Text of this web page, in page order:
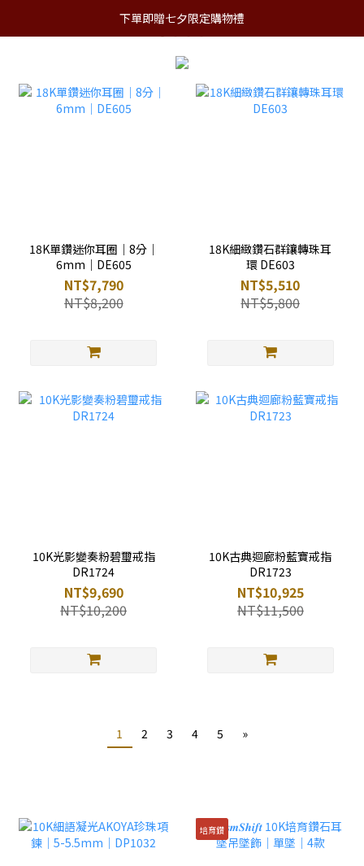
下單即贈七夕限定購物禮
18K單鑽迷你耳圈｜8分｜
6mm｜DE605
NT$7,790
NT$8,200
18K細緻鑽石群鑲轉珠耳
環 DE603
NT$5,510
NT$5,800
10K光影變奏粉碧璽戒指
DR1724
NT$9,690
NT$10,200
10K古典迴廊粉藍寶戒指
DR1723
NT$10,925
NT$11,500
1 2 3 4 5 »
培育鑽